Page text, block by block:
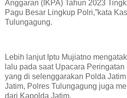
Anggaran (IKPA) Tahun 2023
Pagu Besar Lingkup Polri,”kata
Tulungagung.
Lebih lanjut Iptu Mujiatno
lalu pada saat Upacara
yang di selenggarakan Polda
Jatim, Polres Tulungagung juga
dari Kapolda Jatim.